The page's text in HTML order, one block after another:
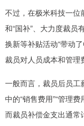
不过，在极米科技一位
和“国补”、大力度裁员
换新等补贴活动“带动
裁员对人员成本和管
一般而言，裁员后员工
中的“销售费用”“管理
而裁员补偿金支出通常